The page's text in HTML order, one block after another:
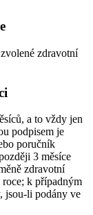
zdravotní
a to vždy jen
podpisem je
poručník
3 měsíce
zdravotní
k případným
jsou-li podány ve